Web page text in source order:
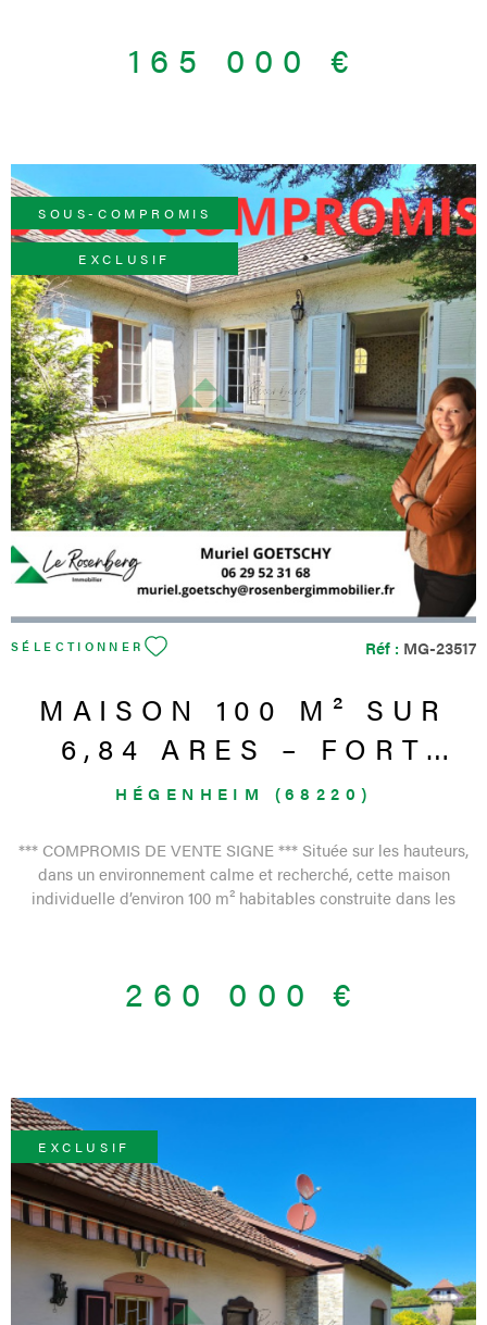
165 000 €
SOUS-COMPROMIS
EXCLUSIF
VOIR LE BIEN
SÉLECTIONNER Réf : MG-23517
MAISON 100 M² SUR
6,84 ARES – FORT
POTENTIEL – VUE
HÉGENHEIM (68220)
*** COMPROMIS DE VENTE SIGNE *** Située sur les hauteurs,
dans un environnement calme et recherché, cette maison
individuelle d’environ 100 m² habitables construite dans les
enterré comprenant : un garage, une grande pièce avec coin
nature, un wc, une salle de bains, deux chambres. Selon vos
besoins, il serait envisageable de revoir l'aménagement intérieur
en vue de créer une 3ème chambre. La maison nécessite
d’importants travaux de rénovation et d'aménagements
extérieurs, mais bénéficie d’un fort potentiel de valorisation
grâce à sa situation privilégiée (seulement 5 minutes à pieds du
centre-village) et à son environnement verdoyant. Les
informations sur les risques auxquels ce bien est exposé sont
disponibles sur le site Géorisques
260 000 €
EXCLUSIF